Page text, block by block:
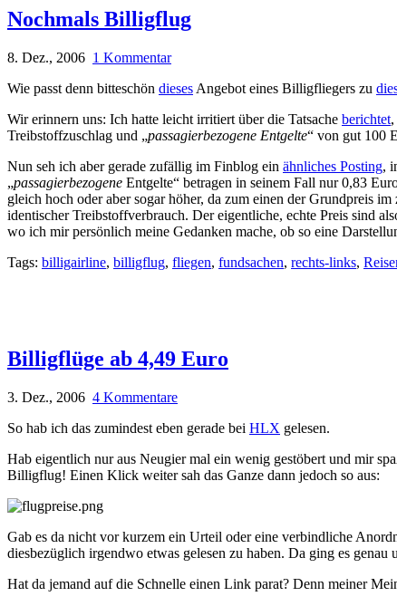
Nochmals Billigflug
8. Dez., 2006 1 Kommentar
Wie passt denn bitteschön dieses Angebot eines Billigfliegers zu
Wir erinnern uns: Ich hatte leicht irritiert über die Tatsache berichtet
Treibstoffzuschlag und „passagierbezogene Entgelte“ von gut 100
Nun seh ich aber gerade zufällig im Finblog ein ähnliches Posting,
„passagierbezogene Entgelte“ betragen in seinem Fall nur 0,83
gleich hoch oder aber sogar höher, da zum einen der Grundpreis
identischer Treibstoffverbrauch. Der eigentliche, echte Preis sind
wo ich mir persönlich meine Gedanken mache, ob so eine
Tags: billigairline, billigflug, fliegen, fundsachen, rechts-links,
Billigflüge ab 4,49 Euro
3. Dez., 2006 4 Kommentare
So hab ich das zumindest eben gerade bei HLX gelesen.
Hab eigentlich nur aus Neugier mal ein wenig gestöbert und mir
Billigflug! Einen Klick weiter sah das Ganze dann jedoch so aus:
Gab es da nicht vor kurzem ein Urteil oder eine verbindliche
diesbezüglich irgendwo etwas gelesen zu haben. Da ging es
Hat da jemand auf die Schnelle einen Link parat? Denn meiner